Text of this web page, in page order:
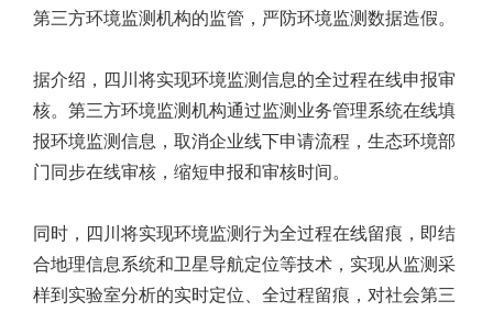
第三方环境监测机构的监管，严防环境监测数据造假。
据介绍，四川将实现环境监测信息的全过程在线申报审
核。第三方环境监测机构通过监测业务管理系统在线填
报环境监测信息，取消企业线下申请流程，生态环境部
门同步在线审核，缩短申报和审核时间。
同时，四川将实现环境监测行为全过程在线留痕，即结
合地理信息系统和卫星导航定位等技术，实现从监测采
样到实验室分析的实时定位、全过程留痕，对社会第三